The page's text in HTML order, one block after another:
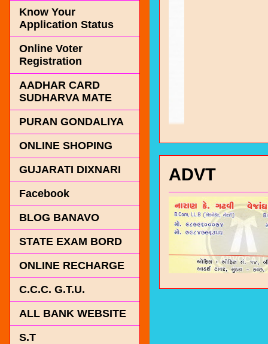
ADVT
Know Your
Application Status
Online Voter
Registration
AADHAR CARD
SUDHARVA MATE
PURAN GONDALIYA
ONLINE SHOPING
GUJARATI DIXNARI
Facebook
BLOG BANAVO
STATE EXAM BORD
ONLINE RECHARGE
C.C.C. G.T.U.
ALL BANK WEBSITE
S.T